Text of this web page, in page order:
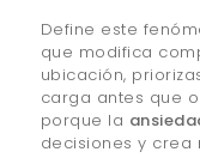
Define este
que modifica
ubicación,
carga antes que
porque la
decisiones y